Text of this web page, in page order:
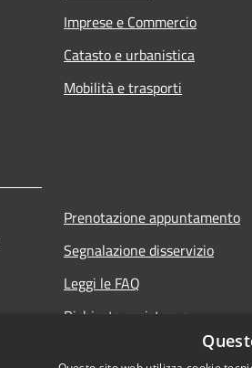
Imprese e Commercio
Catasto e urbanistica
Mobilità e trasporti
Prenotazione appuntamento
Segnalazione disservizio
Leggi le FAQ
Richiesta assistenza